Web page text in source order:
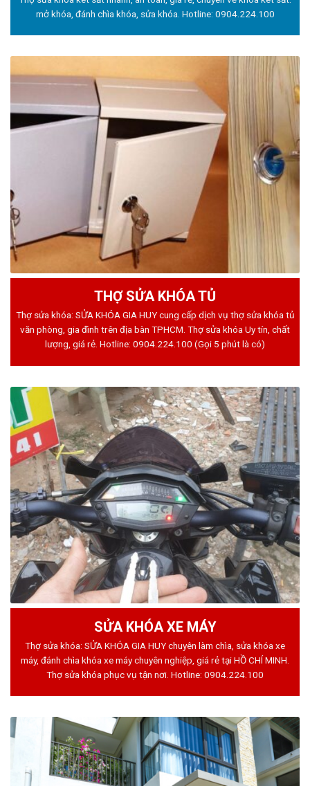
mở khóa, đánh chìa khóa, sửa khóa. Hotline: 0904.224.100
THỢ SỬA KHÓA TỦ
Thợ sửa khóa: SỬA KHÓA GIA HUY cung cấp dịch vụ thợ sửa khóa tủ
văn phòng, gia đình trên địa bàn TPHCM. Thợ sửa khóa Uy tín, chất
lượng, giá rẻ. Hotline: 0904.224.100 (Gọi 5 phút là có)
SỬA KHÓA XE MÁY
Thợ sửa khóa: SỬA KHÓA GIA HUY chuyên làm chìa, sửa khóa xe
máy, đánh chìa khóa xe máy chuyên nghiệp, giá rẻ tại HỒ CHÍ MINH.
Thợ sửa khóa phục vụ tận nơi. Hotline: 0904.224.100